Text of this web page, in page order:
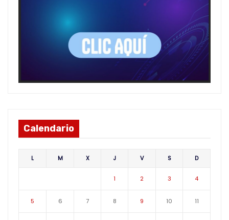
Calendario
L M X J V S D
1 2 3 4
5 6 7 8 9 10 11